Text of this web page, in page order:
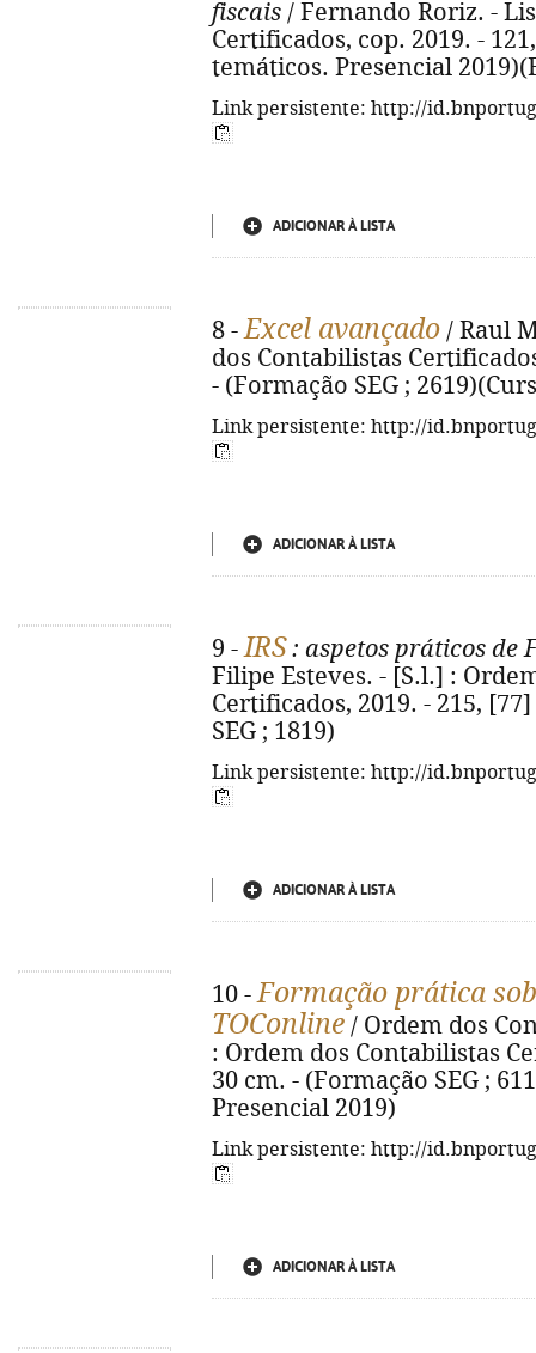
fiscais / Fernando Roriz. -
Certificados, cop. 2019. -
temáticos. Presencial
Link persistente: http://
ADICIONAR À LISTA
8 -Excel avançado / Raul
dos Contabilistas
- (Formação SEG ;
Link persistente: http://
ADICIONAR À LISTA
9 -IRS: aspetos práticos de
Filipe Esteves. - [S.l.] :
Certificados, 2019. - 215,
SEG ; 1819)
Link persistente: http://
ADICIONAR À LISTA
10 -Formação prática
TOConline / Ordem dos
: Ordem dos Contabilistas
30 cm. - (Formação SEG ;
Presencial 2019)
Link persistente: http://
ADICIONAR À LISTA